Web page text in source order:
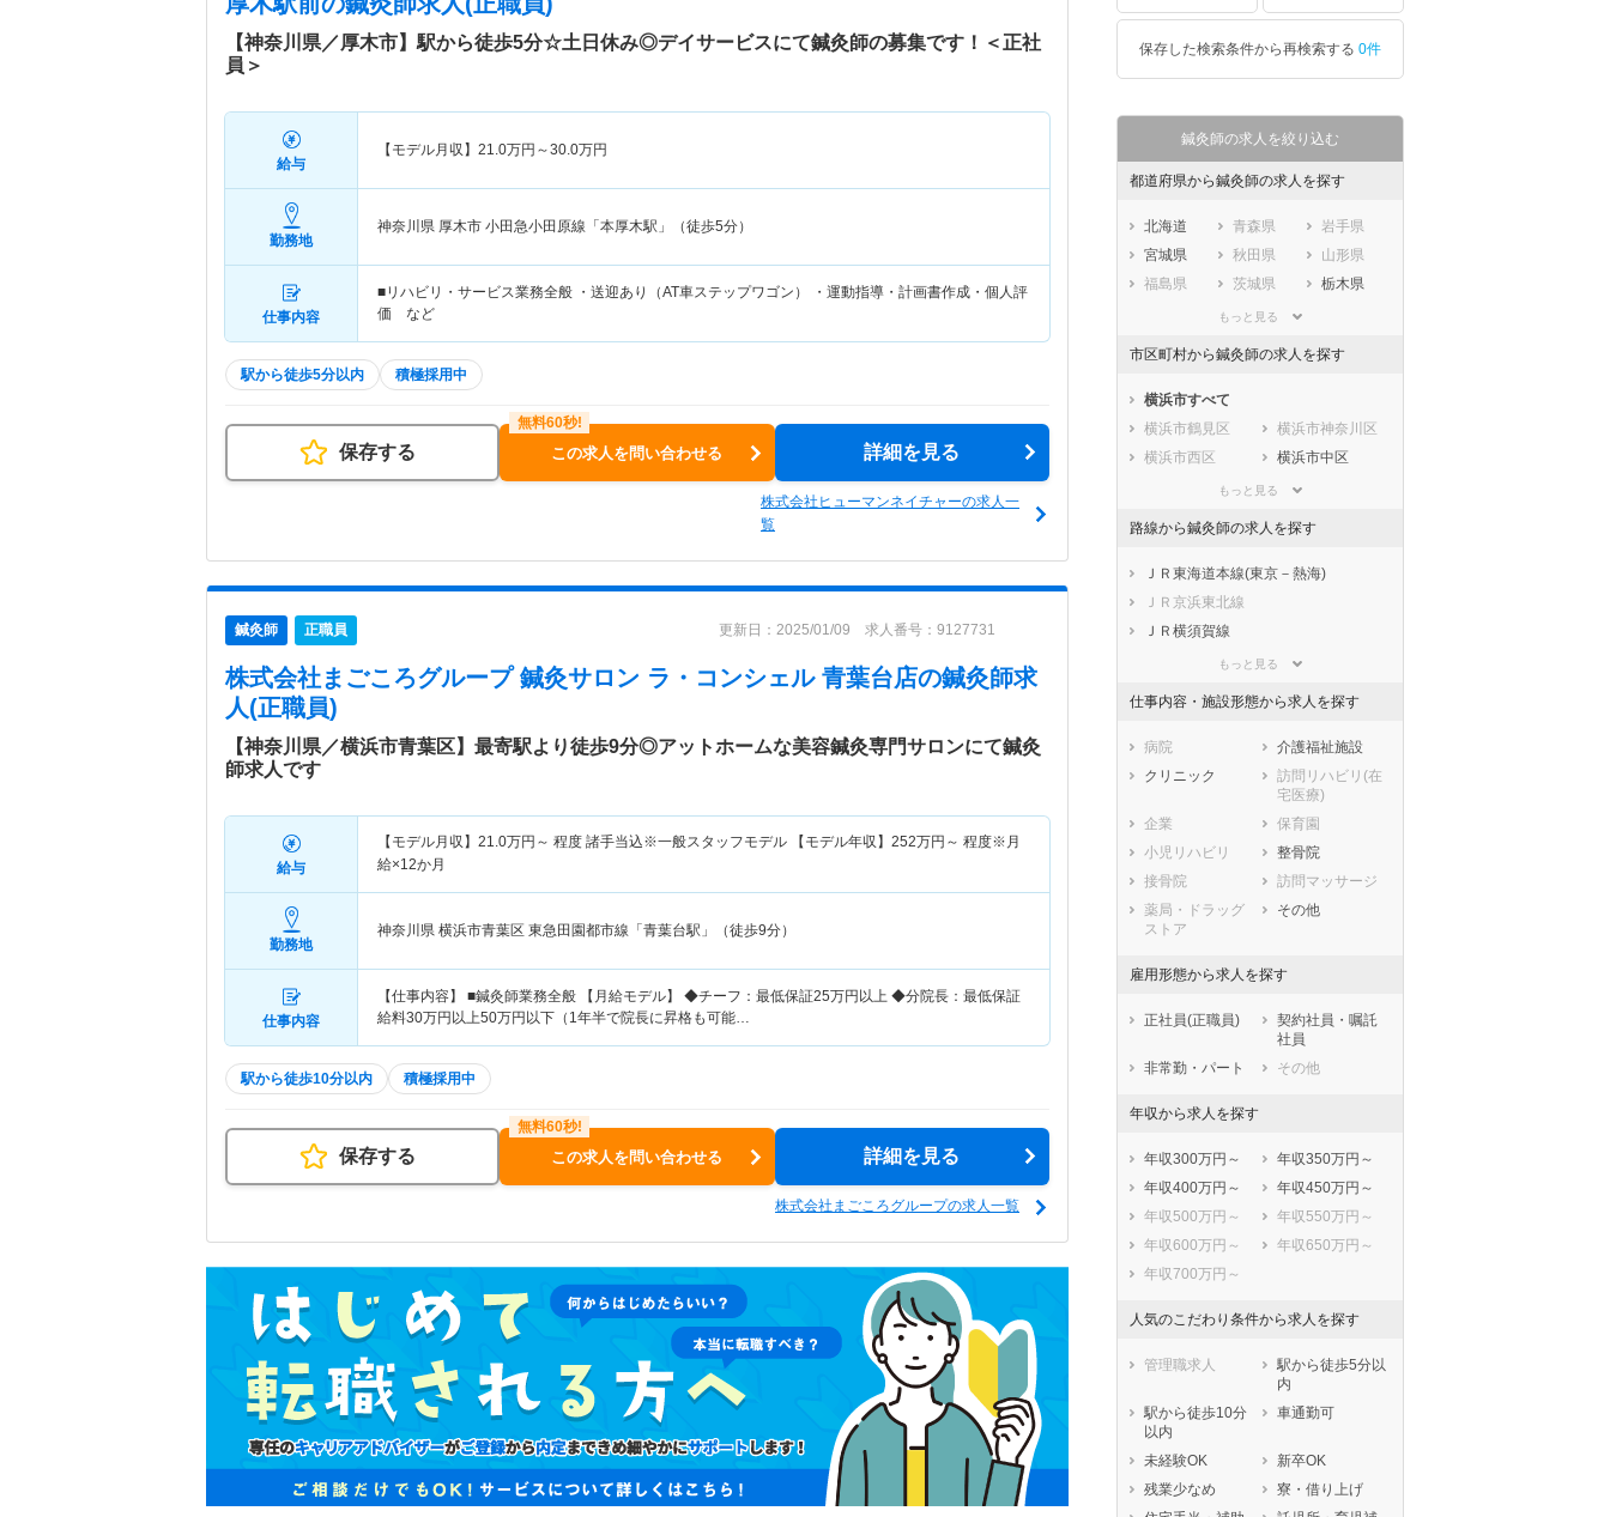
【神奈川県／厚木市】駅から徒歩5分☆土日休み◎デイサービスにて鍼灸師の募集です！＜正社
員＞
給与
【モデル月収】 21.0万円～30.0万円
勤務地
神奈川県 厚木市 小田急小田原線「本厚木駅」（徒歩5分）
仕事内容
■リハビリ・サービス業務全般 ・送迎あり（AT車ステップワゴン） ・運動指導・計画書作成・個人評
価 など
駅から徒歩5分以内 積極採用中
保存する この求人を問い合わせる 詳細を見る
株式会社ヒューマンネイチャーの求人一
覧
鍼灸師 正職員 更新日：2025/01/09 求人番号：9127731
株式会社まごころグループ 鍼灸サロン ラ・コンシェル 青葉台店の鍼灸師求
人(正職員)
【神奈川県／横浜市青葉区】最寄駅より徒歩9分◎アットホームな美容鍼灸専門サロンにて鍼灸
師求人です
給与
【モデル月収】 21.0万円～ 程度 諸手当込※一般スタッフモデル 【モデル年収】 252万円～ 程度※月
給×12か月
勤務地
神奈川県 横浜市青葉区 東急田園都市線「青葉台駅」（徒歩9分）
仕事内容
【仕事内容】 ■鍼灸師業務全般 【月給モデル】 ◆チーフ：最低保証25万円以上 ◆分院長：最低保証
給料30万円以上50万円以下（1年半で院長に昇格も可能…
駅から徒歩10分以内 積極採用中
保存する この求人を問い合わせる 詳細を見る
株式会社まごころグループの求人一覧
保存した検索条件から再検索する 0件
鍼灸師の求人を絞り込む
都道府県から鍼灸師の求人を探す
北海道 青森県
岩手県
宮城県
秋田県
山形県
福島県
茨城県
栃木県
埼玉県
石川県
静岡県
愛知県
三重県
滋賀県
京都府
大阪府
奈良県
香川県
愛媛県
高知県
福岡県
佐賀県
熊本県
沖縄県
もっと見る
市区町村から鍼灸師の求人を探す
横浜市すべて
横浜市鶴見区
横浜市神奈川区
横浜市西区
横浜市中区
横浜市保土ケ谷
横浜市磯子区
横浜市金沢区
横浜市港北区
横浜市戸塚区
横浜市港南区
横浜市緑区
川崎市すべて
川崎市宮前区
川崎市麻生区
相模原市すべて
相模原市緑区
相模原市中央区
相模原市南区
市部
横須賀市
平塚市
小田原市
茅ヶ崎市
三浦市
秦野市
厚木市
大和市
南足柄市
綾瀬市
三浦郡葉山町
高座郡寒川町
中郡大磯町
中郡二宮町
足柄上郡中井町
足柄上郡大井町
足柄上郡松田町
足柄上郡開成町
足柄下郡箱根町
町
愛甲郡清川村
もっと見る
路線から鍼灸師の求人を探す
ＪＲ東海道本線(東京－熱海)
ＪＲ京浜東北線
ＪＲ横須賀線
ＪＲ鶴見線(鶴見－扇町)
ＪＲ相模線
ＪＲ湘南新宿ライン線(武蔵小杉－大
船)
ＪＲ中央本線(東京－松本)
京王相模原線
小田急小田原線
小田急江ノ島線
東急東横線
こどもの国線
京急大師線
京急逗子線
京急久里浜線
相模鉄道本線
相模鉄道いずみ野線
横浜高速鉄道みなとみらい線
横浜市営地下鉄ブルーライン(あざみ
横浜新都市交通金沢シーサイド線
もっと見る
仕事内容・施設形態から求人を探す
病院
介護福祉施設
クリニック
訪問リハビリ(在
宅医療)
企業
保育園
小児リハビリ
整骨院
接骨院
訪問マッサージ
薬局・ドラッグ
ストア
その他
雇用形態から求人を探す
正社員(正職員)
契約社員・嘱託
社員
非常勤・パート
その他
年収から求人を探す
年収300万円～
年収350万円～
年収400万円～
年収450万円～
年収500万円～
年収550万円～
年収600万円～
年収650万円～
年収700万円～
人気のこだわり条件から求人を探す
管理職求人
駅から徒歩5分以
内
駅から徒歩10分
以内
車通勤可
未経験OK
新卒OK
残業少なめ
寮・借り上げ